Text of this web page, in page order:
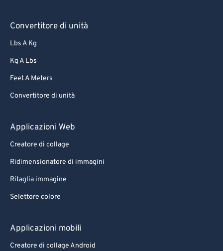
Convertitore di unità
Lbs A Kg
Kg A Lbs
Feet A Meters
Convertitore di unità
Applicazioni Web
Creatore di collage
Ridimensionatore di immagini
Ritaglia immagine
Selettore colore
Applicazioni mobili
Creatore di collage Android